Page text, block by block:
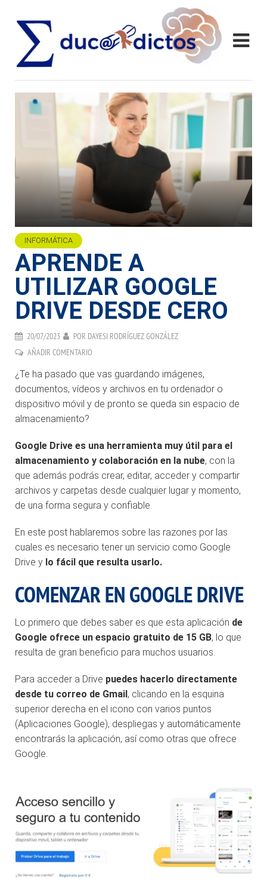
INFORMÁTICA
APRENDE A
UTILIZAR GOOGLE
DRIVE DESDE CERO
20/07/2023 POR DAYESI RODRÍGUEZ GONZÁLEZ
AÑADIR COMENTARIO
¿Te ha pasado que vas guardando imágenes,
documentos, vídeos y archivos en tu ordenador o
dispositivo móvil y de pronto se queda sin espacio de
almacenamiento?
Google Drive es una herramienta muy útil para el
almacenamiento y colaboración en la nube, con la
que además podrás crear, editar, acceder y compartir
archivos y carpetas desde cualquier lugar y momento,
de una forma segura y confiable.
En este post hablaremos sobre las razones por las
cuales es necesario tener un servicio como Google
Drive y lo fácil que resulta usarlo.
COMENZAR EN GOOGLE DRIVE
Lo primero que debes saber es que esta aplicación de
Google ofrece un espacio gratuito de 15 GB, lo que
resulta de gran beneficio para muchos usuarios.
Para acceder a Drive puedes hacerlo directamente
desde tu correo de Gmail, clicando en la esquina
superior derecha en el icono con varios puntos
(Aplicaciones Google), despliegas y automáticamente
encontrarás la aplicación, así como otras que ofrece
Google.